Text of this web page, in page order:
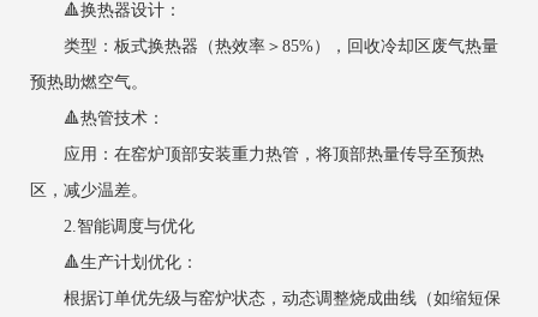
‌🔺换热器设计‌：
类型：板式换热器（热效率＞85%），回收冷却区废气热量
预热助燃空气。
‌🔺热管技术‌：
应用：在窑炉顶部安装重力热管，将顶部热量传导至预热
区，减少温差。
2.智能调度与优化
‌🔺生产计划优化‌：
根据订单优先级与窑炉状态，动态调整烧成曲线（如缩短保